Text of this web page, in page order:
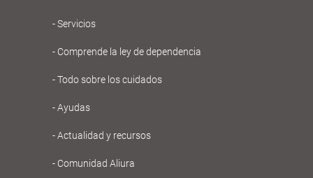
Navegació
principal
Gent
Gran
Servicios
Comprende la ley de dependencia
Todo sobre los cuidados
Ayudas
Actualidad y recursos
Comunidad Aliura